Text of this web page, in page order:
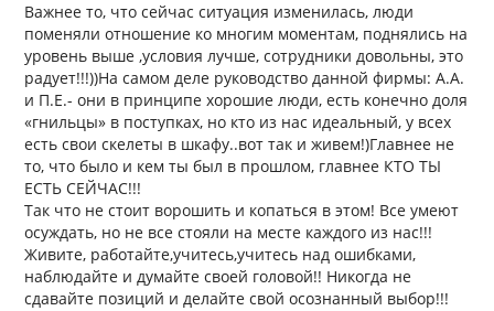
Важнее то, что сейчас ситуация изменилась, люди
поменяли отношение ко многим моментам, поднялись на
уровень выше ,условия лучше, сотрудники довольны, это
радует!!!))На самом деле руководство данной фирмы: А.А.
и П.Е.- они в принципе хорошие люди, есть конечно доля
«гнильцы» в поступках, но кто из нас идеальный, у всех
есть свои скелеты в шкафу..вот так и живем!)Главнее не
то, что было и кем ты был в прошлом, главнее КТО ТЫ
ЕСТЬ СЕЙЧАС!!!
Так что не стоит ворошить и копаться в этом! Все умеют
осуждать, но не все стояли на месте каждого из нас!!!
Живите, работайте,учитесь,учитесь над ошибками,
наблюдайте и думайте своей головой!! Никогда не
сдавайте позиций и делайте свой осознанный выбор!!!